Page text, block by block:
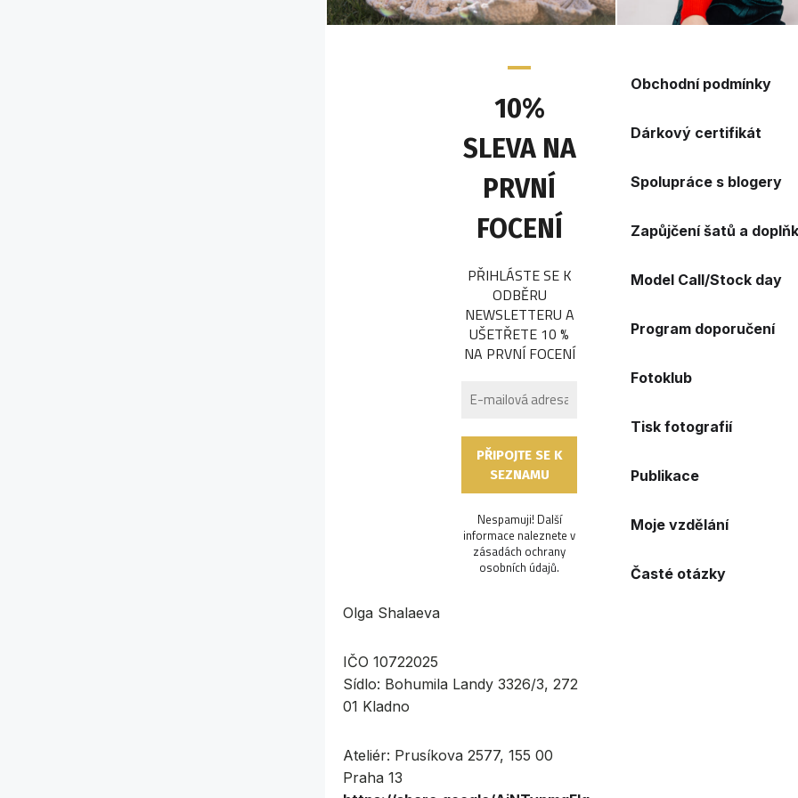
10%
SLEVA NA
PRVNÍ
FOCENÍ
PŘIHLÁSTE SE K
ODBĚRU
NEWSLETTERU A
UŠETŘETE 10 %
NA PRVNÍ FOCENÍ
Nespamuji! Další
informace naleznete v
zásadách ochrany
osobních údajů.
Olga Shalaeva
IČO 10722025
Sídlo: Bohumila Landy 3326/3, 272
01 Kladno
Ateliér: Prusíkova 2577, 155 00
Praha 13
Obchodní podmínky
Dárkový certifikát
Spolupráce s blogery
Zapůjčení šatů a
Model Call/Stock day
Program doporučení
Fotoklub
Tisk fotografií
Publikace
Moje vzdělání
Časté otázky